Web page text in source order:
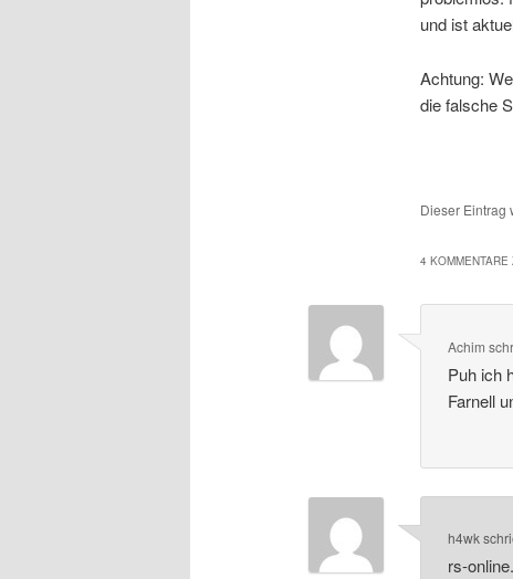
und ist
Achtung:
die falsche
Dieser Eintrag
4 KOMMENTARE
Achim
Puh ich
Farnell
h4wk
rs-